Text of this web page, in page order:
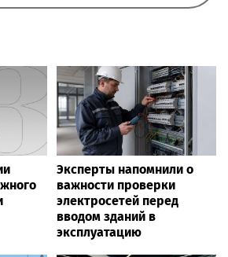
Эксперты напомнили о
важности проверки
электросетей перед
вводом зданий в
эксплуатацию